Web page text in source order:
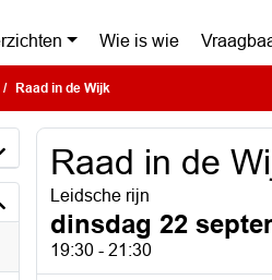
Wie is wie
Raad in de Wijk
Raad in de
Leidsche rijn
dinsdag 22
19:30 - 21:30